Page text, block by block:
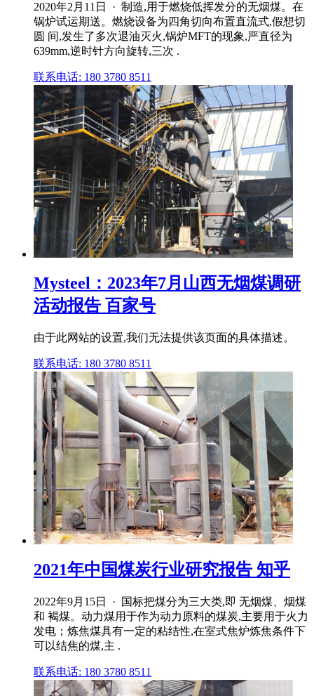
2020年2月11日 · 制造,用于燃烧低挥发分的无烟煤。在
锅炉试运期送。燃烧设备为四角切向布置直流式,假想切
圆 间,发生了多次退油灭火,锅炉MFT的现象,严直径为
639mm,逆时针方向旋转,三次 .
联系电话: 180 3780 8511
Mysteel：2023年7月山西无烟煤调研
活动报告 百家号
由于此网站的设置,我们无法提供该页面的具体描述。
联系电话: 180 3780 8511
2021年中国煤炭行业研究报告 知乎
2022年9月15日 · 国标把煤分为三大类,即 无烟煤、烟煤
和 褐煤。动力煤用于作为动力原料的煤炭,主要用于火力
发电；炼焦煤具有一定的粘结性,在室式焦炉炼焦条件下
可以结焦的煤,主 .
联系电话: 180 3780 8511